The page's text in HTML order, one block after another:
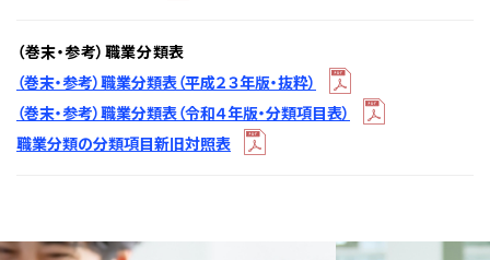
（巻末・参考）職業分類表
（巻末・参考）職業分類表（平成２３年版・抜粋）
（巻末・参考）職業分類表（令和４年版・分類項目表）
職業分類の分類項目新旧対照表